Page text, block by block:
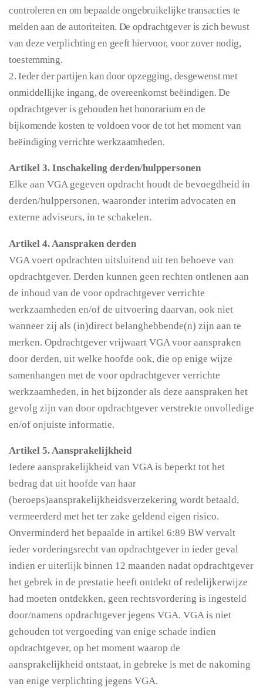
controleren en om bepaalde ongebruikelijke transacties te
melden aan de autoriteiten. De opdrachtgever is zich bewust
van deze verplichting en geeft hiervoor, voor zover nodig,
toestemming.
2. Ieder der partijen kan door opzegging, desgewenst met
onmiddellijke ingang, de overeenkomst beëindigen. De
opdrachtgever is gehouden het honorarium en de
bijkomende kosten te voldoen voor de tot het moment van
beëindiging verrichte werkzaamheden.
Artikel 3. Inschakeling derden/hulppersonen
Elke aan VGA gegeven opdracht houdt de bevoegdheid in
derden/hulppersonen, waaronder interim advocaten en
externe adviseurs, in te schakelen.
Artikel 4. Aanspraken derden
VGA voert opdrachten uitsluitend uit ten behoeve van
opdrachtgever. Derden kunnen geen rechten ontlenen aan
de inhoud van de voor opdrachtgever verrichte
werkzaamheden en/of de uitvoering daarvan, ook niet
wanneer zij als (in)direct belanghebbende(n) zijn aan te
merken. Opdrachtgever vrijwaart VGA voor aanspraken
door derden, uit welke hoofde ook, die op enige wijze
samenhangen met de voor opdrachtgever verrichte
werkzaamheden, in het bijzonder als deze aanspraken het
gevolg zijn van door opdrachtgever verstrekte onvolledige
en/of onjuiste informatie.
Artikel 5. Aansprakelijkheid
Iedere aansprakelijkheid van VGA is beperkt tot het
bedrag dat uit hoofde van haar
(beroeps)aansprakelijkheidsverzekering wordt betaald,
vermeerderd met het ter zake geldend eigen risico.
Onverminderd het bepaalde in artikel 6:89 BW vervalt
ieder vorderingsrecht van opdrachtgever in ieder geval
indien er uiterlijk binnen 12 maanden nadat opdrachtgever
het gebrek in de prestatie heeft ontdekt of redelijkerwijze
had moeten ontdekken, geen rechtsvordering is ingesteld
door/namens opdrachtgever jegens VGA. VGA is niet
gehouden tot vergoeding van enige schade indien
opdrachtgever, op het moment waarop de
aansprakelijkheid ontstaat, in gebreke is met de nakoming
van enige verplichting jegens VGA.